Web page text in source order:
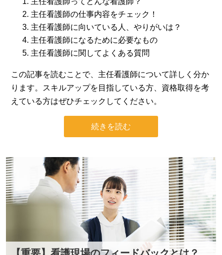
主任看護師の仕事内容をチェック！
主任看護師に向いている人、やりがいは？
主任看護師になるために必要なもの
主任看護師に関してよくある質問
この記事を読むことで、主任看護師について詳しく分か
ります。スキルアップを目指している方、資格取得を考
えている方はぜひチェックしてください。
続きを読む
【重要】看護現場のフィードバックとは？